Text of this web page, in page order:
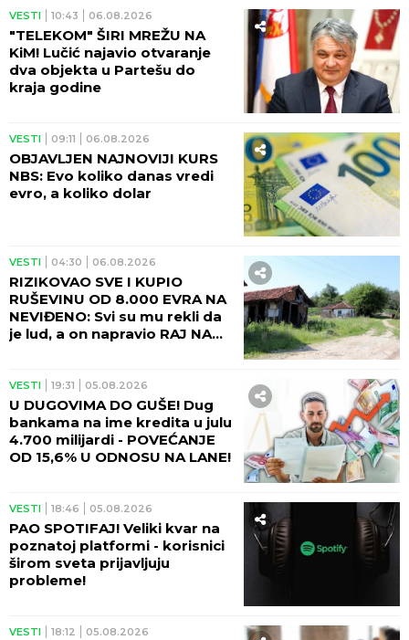
VESTI 10:43 06.08.2026
"TELEKOM" ŠIRI MREŽU NA
KiM! Lučić najavio otvaranje
dva objekta u Partešu do
kraja godine
VESTI 09:11 06.08.2026
OBJAVLJEN NAJNOVIJI KURS
NBS: Evo koliko danas vredi
evro, a koliko dolar
VESTI 04:30 06.08.2026
RIZIKOVAO SVE I KUPIO
RUŠEVINU OD 8.000 EVRA NA
NEVIĐENO: Svi su mu rekli da
je lud, a on napravio RAJ NA
VESTI 19:31 05.08.2026
U DUGOVIMA DO GUŠE! Dug
bankama na ime kredita u julu
4.700 milijardi - POVEĆANJE
OD 15,6% U ODNOSU NA LANE!
VESTI 18:46 05.08.2026
PAO SPOTIFAJ! Veliki kvar na
poznatoj platformi - korisnici
širom sveta prijavljuju
probleme!
VESTI 18:12 05.08.2026